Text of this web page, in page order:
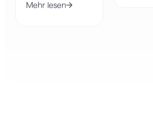
Mehr lesen